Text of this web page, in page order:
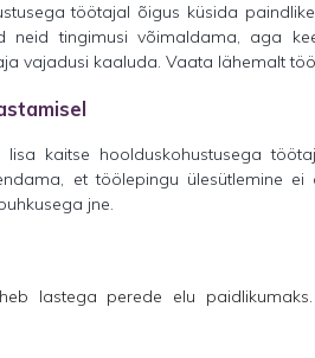
töötajal õigus küsida
tingimusi võimaldama, aga
vajadusi kaaluda. Vaata lähemalt
kaitse hoolduskohustusega
et töölepingu ülesütlemine
jne.
lastega perede elu